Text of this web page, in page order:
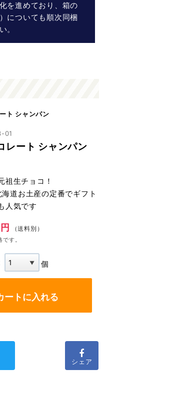
を進めており、箱の
についても順次同梱
。
ト シャンパン
01
レート シャンパン
祖生チョコ！
道お土産の定番でギフト
人気です
（送料別）
す。
個
ートに入れる
シェア